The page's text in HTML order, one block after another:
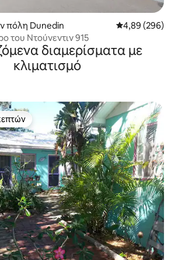
πόλη Dunedin Μέση
4,89 (296)
του Ντούνεντιν 915
διαμερίσματα με
κλιματισμό
επισκεπτών